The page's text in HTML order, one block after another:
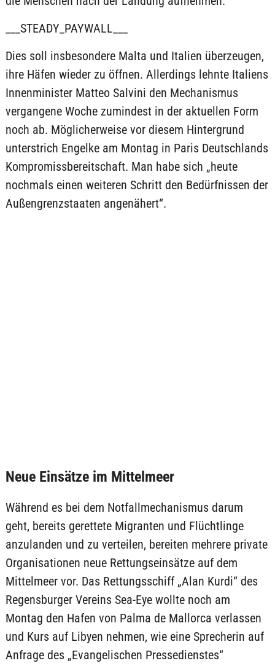
___STEADY_PAYWALL___
Dies soll insbesondere Malta und Italien überzeugen,
ihre Häfen wieder zu öffnen. Allerdings lehnte Italiens
Innenminister Matteo Salvini den Mechanismus
vergangene Woche zumindest in der aktuellen Form
noch ab. Möglicherweise vor diesem Hintergrund
unterstrich Engelke am Montag in Paris Deutschlands
Kompromissbereitschaft. Man habe sich „heute
nochmals einen weiteren Schritt den Bedürfnissen der
Außengrenzstaaten angenähert“.
Neue Einsätze im Mittelmeer
Während es bei dem Notfallmechanismus darum
geht, bereits gerettete Migranten und Flüchtlinge
anzulanden und zu verteilen, bereiten mehrere private
Organisationen neue Rettungseinsätze auf dem
Mittelmeer vor. Das Rettungsschiff „Alan Kurdi“ des
Regensburger Vereins Sea-Eye wollte noch am
Montag den Hafen von Palma de Mallorca verlassen
und Kurs auf Libyen nehmen, wie eine Sprecherin auf
Anfrage des „Evangelischen Pressedienstes“